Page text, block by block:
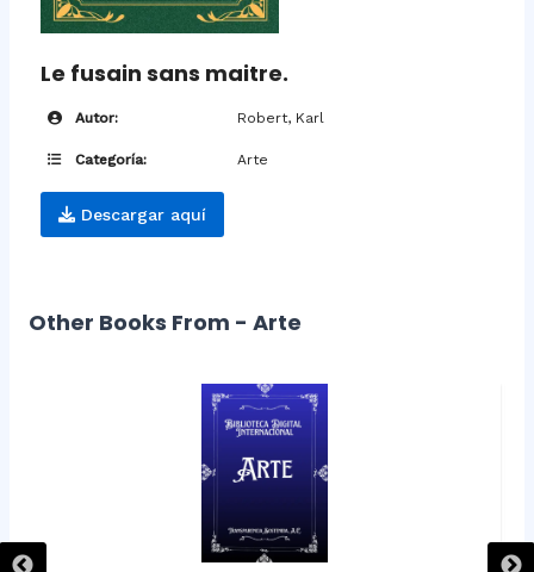
Le fusain sans maitre.
Autor: Robert, Karl
Categoría: Arte
Descargar aquí
Other Books From - Arte